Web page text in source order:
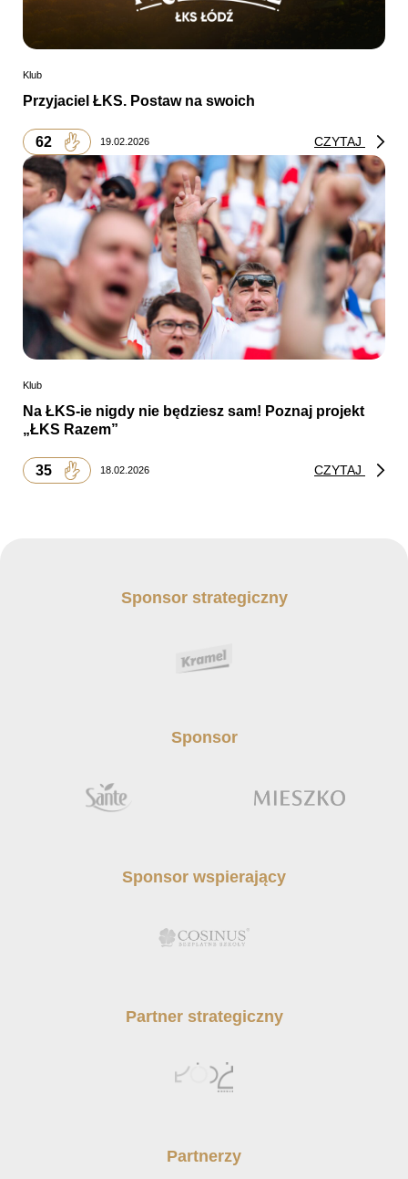
Klub
Przyjaciel ŁKS. Postaw na swoich
62 19.02.2026 CZYTAJ
Klub
Na ŁKS-ie nigdy nie będziesz sam! Poznaj projekt
„ŁKS Razem”
35 18.02.2026 CZYTAJ
Sponsor strategiczny
Sponsor
Sponsor wspierający
Partner strategiczny
Partnerzy